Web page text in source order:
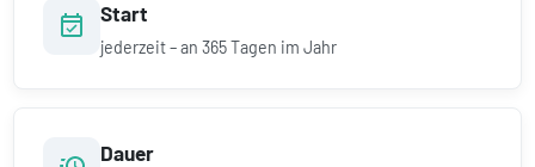
Start
jederzeit – an 365 Tagen im Jahr
Dauer